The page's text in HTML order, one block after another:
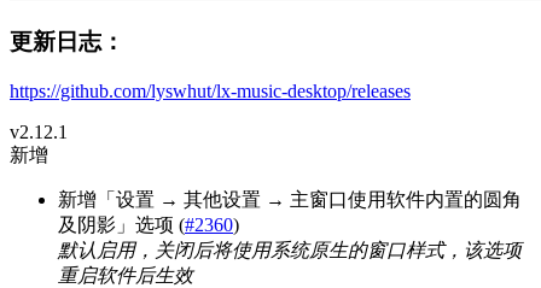
更新日志：
https://github.com/lyswhut/lx-music-desktop/releases
v2.12.1
新增
新增「设置 → 其他设置 → 主窗口使用软件内置的圆角
及阴影」选项 (#2360)
默认启用，关闭后将使用系统原生的窗口样式，该选项
重启软件后生效